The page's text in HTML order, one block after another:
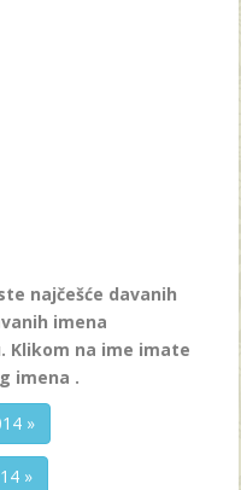
najčešće davanih
imena
Klikom na ime imate
imena .
»
»